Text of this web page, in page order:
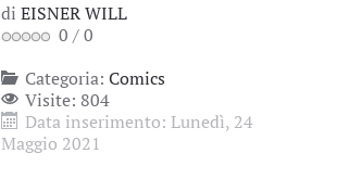
di EISNER WILL
0 /0
Categoria: Comics
Visite: 804
Data inserimento: Lunedì, 24
Maggio 2021